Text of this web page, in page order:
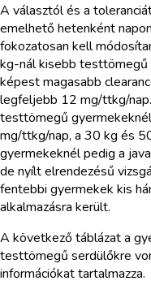
A választól és a
emelhető hetenként
fokozatosan kell
kg-nál kisebb
képest magasabb
legfeljebb 12 mg/ttkg/
testtömegű
mg/ttkg/nap, a 30 kg és
gyermekeknél pedig a
de nyílt elrendezésű
fentebbi gyermekek kis
alkalmazásra került.
A következő táblázat a
testtömegű serdülőkre
információkat tartalmazza.